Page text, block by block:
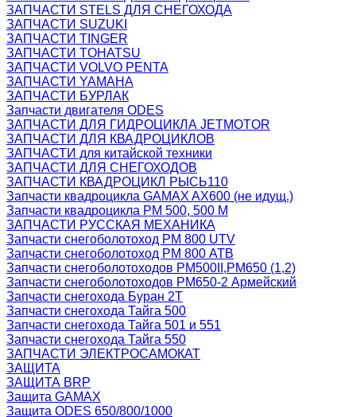
ЗАПЧАСТИ STELS ДЛЯ СНЕГОХОДА
ЗАПЧАСТИ SUZUKI
ЗАПЧАСТИ TINGER
ЗАПЧАСТИ TOHATSU
ЗАПЧАСТИ VOLVO PENTA
ЗАПЧАСТИ YAMAHA
ЗАПЧАСТИ БУРЛАК
Запчасти двигателя ODES
ЗАПЧАСТИ ДЛЯ ГИДРОЦИКЛА JETMOTOR
ЗАПЧАСТИ ДЛЯ КВАДРОЦИКЛОВ
ЗАПЧАСТИ для китайской техники
ЗАПЧАСТИ ДЛЯ СНЕГОХОДОВ
ЗАПЧАСТИ КВАДРОЦИКЛ РЫСЬ110
Запчасти квадроцикла GAMAX AX600 (не идущ.)
Запчасти квадроцикла РМ 500, 500 М
ЗАПЧАСТИ РУССКАЯ МЕХАНИКА
Запчасти снегоболотоход РМ 800 UTV
Запчасти снегоболотоход РМ 800 АТВ
Запчасти снегоболотоходов РМ500II,РМ650 (1,2)
Запчасти снегоболотоходов РМ650-2 Армейский
Запчасти снегохода Буран 2Т
Запчасти снегохода Тайга 500
Запчасти снегохода Тайга 501 и 551
Запчасти снегохода Тайга 550
ЗАПЧАСТИ ЭЛЕКТРОСАМОКАТ
ЗАЩИТА
ЗАЩИТА BRP
Защита GAMAX
Защита ODES 650/800/1000